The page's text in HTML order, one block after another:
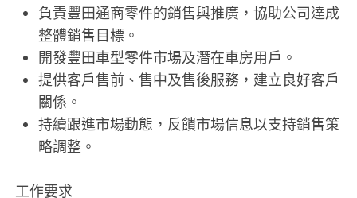
負責豐田通商零件的銷售與推廣，協助公司達成
整體銷售目標。
開發豐田車型零件市場及潛在車房用戶。
提供客戶售前、售中及售後服務，建立良好客戶
關係。
持續跟進市場動態，反饋市場信息以支持銷售策
略調整。
工作要求